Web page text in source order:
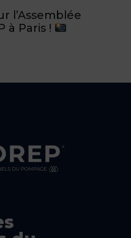
l’Assemblée
à Paris !